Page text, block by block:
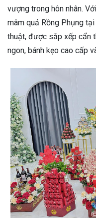
vượng trong hôn nhân.
mâm quả Rồng Phụng
thuật, được sắp xếp cẩn
ngon, bánh kẹo cao cấp